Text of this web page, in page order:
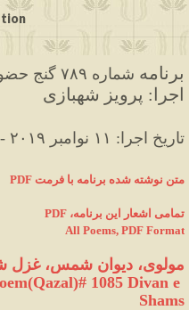
برنامه شماره ۷۸۹ گنج حضور
اجرا: پرویز شهبازی
۱۳۹۸ تاریخ اجرا: ۱۱ نوامبر ۲۰۱۹ - ۲۱
PDF متن نوشته شده برنامه با فرمت
PDF ،تمامی اشعار این برنامه
All Poems, PDF Format
مولوی، دیوان شمس، غزل
1085 Divan e
Shams